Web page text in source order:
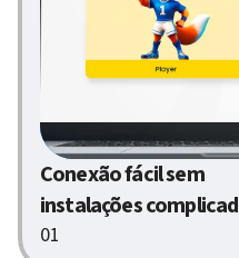
Conexão fácil sem
instalações
01